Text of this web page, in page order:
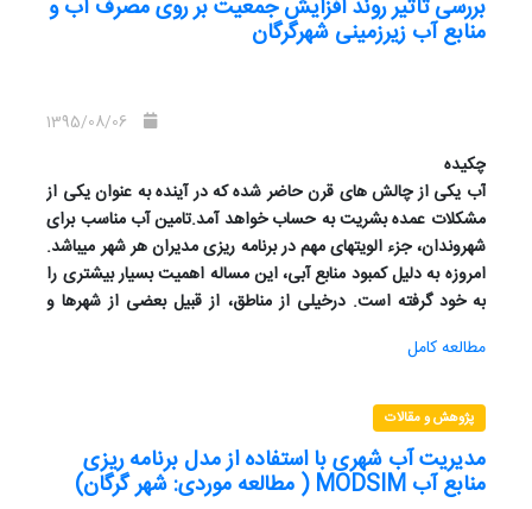
داده های 3 سال باقیمانده، برای صحت سنجی معادلات حاصل،
استفاده شد. پس از بازسازی و تکمیل آمار باتوجه به همبستگی بین
تحقیق نشان داد که در مقیاس زمانی ماهانه، بهترین معادله در بین
تمام معادلات استخراج شده برای ایستگاه بابل کشتارگاه با توجه به
کمترین میزان خطا، معادله 6 پارامتری مربوط به ماه مرداد می باشد.
بررسی تاثیر روند افزایش جمعیت بر روی مصرف آب و
منابع آب زیرزمینی شهرگرگان
چکیده
آب یکی از چالش های قرن حاضر شده که در آینده به عنوان یکی از
مشکلات عمده بشریت به حساب خواهد آمد.تامین آب مناسب برای
شهروندان، جزء الویتهای مهم در برنامه ریزی مدیران هر شهر میباشد.
امروزه به دلیل کمبود منابع آبی، این مساله اهمیت بسیار بیشتری را
به خود گرفته است. درخیلی از مناطق، از قبیل بعضی از شهرها و
حتی بحرانی شده است. در این تحقیق سعی شده که منابع آبی
برای مصرف و استفاده صحیح از آب منطقه با توجه به اینکه بیشتر
آب مصرفی شهر از آب زیرزمینی بوده و در سطح سفره آب زیرزمینی
ما افت قابل ملاحظهای داریم راهکارهایی مناسب برای سالهای آتی
داده شود.
مطالعه کامل
پژوهش و مقالات
مدیریت آب شهری با استفاده از مدل برنامه ریزی
منابع آب MODSIM ( مطالعه موردی: شهر گرگان)